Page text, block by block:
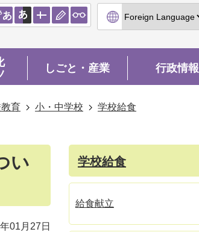
しごと・産業 行政情報
育 小・中学校
学校給食
い
01月27日
学校給食
給食献立